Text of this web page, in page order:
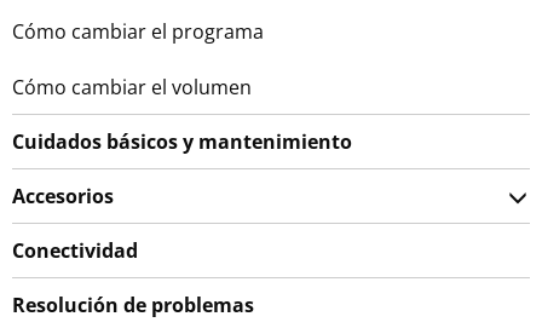
Cómo cambiar el programa
Cómo cambiar el volumen
Cuidados básicos y mantenimiento
Accesorios
Conectividad
Resolución de problemas